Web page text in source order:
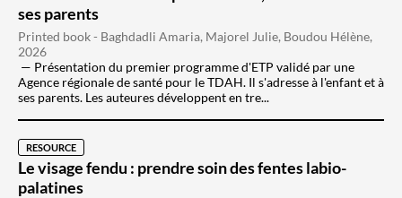
ses parents
Printed book - Baghdadli Amaria, Majorel Julie, Boudou Hélène,
2026
Présentation du premier programme d'ETP validé par une
Agence régionale de santé pour le TDAH. Il s'adresse à l'enfant et à
ses parents. Les auteures développent en tre...
RESOURCE
Le visage fendu : prendre soin des fentes labio-
palatines